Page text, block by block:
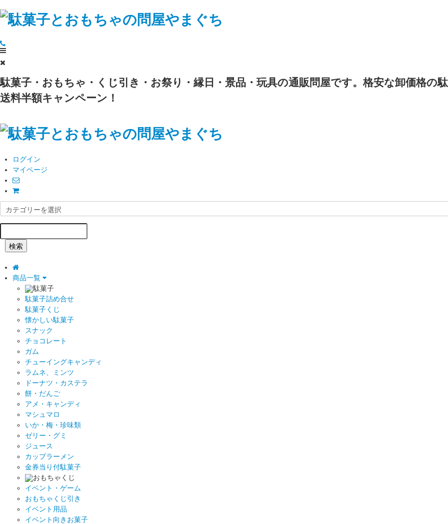
駄菓子・おもちゃ・くじ引き・お祭り・縁日・景品・玩具の通販問屋です。格安な卸価格の
送料半額キャンペーン！
ログイン
マイページ
検索
商品一覧
駄菓子
駄菓子詰め合せ
駄菓子くじ
懐かしい駄菓子
スナック
チョコレート
ガム
チューイングキャンディ
ラムネ、ミンツ
ドーナツ・カステラ
餅・だんご
アメ・キャンディ
マシュマロ
いか・梅・珍味類
ゼリー・グミ
ジュース
カップラーメン
金券当り付駄菓子
おもちゃくじ
イベント・ゲーム
おもちゃくじ引き
イベント用品
イベント向きお菓子